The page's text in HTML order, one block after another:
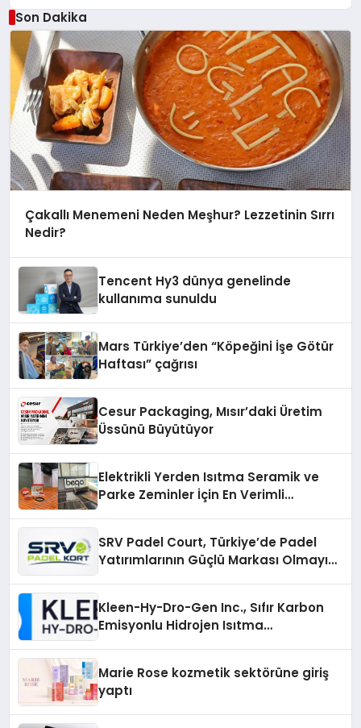
Son Dakika
Çakallı Menemeni Neden Meşhur? Lezzetinin Sırrı
Nedir?
Tencent Hy3 dünya genelinde
kullanıma sunuldu
Mars Türkiye’den “Köpeğini İşe Götür
Haftası” çağrısı
Cesur Packaging, Mısır’daki Üretim
Üssünü Büyütüyor
Elektrikli Yerden Isıtma Seramik ve
Parke Zeminler İçin En Verimli
SRV Padel Court, Türkiye’de Padel
Yatırımlarının Güçlü Markası Olmayı
Kleen-Hy-Dro-Gen Inc., Sıfır Karbon
Emisyonlu Hidrojen Isıtma
Marie Rose kozmetik sektörüne giriş
yaptı